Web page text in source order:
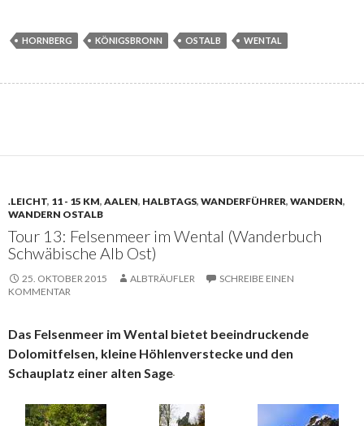
HORNBERG KÖNIGSBRONN OSTALB WENTAL
.LEICHT, 11 - 15 KM, AALEN, HALBTAGS, WANDERFÜHRER, WANDERN,
WANDERN OSTALB
Tour 13: Felsenmeer im Wental (Wanderbuch
Schwäbische Alb Ost)
25. OKTOBER 2015 ALBTRÄUFLER
SCHREIBE EINEN
KOMMENTAR
Das Felsenmeer im Wental bietet beeindruckende
Dolomitfelsen, kleine Höhlenverstecke und den
Schauplatz einer alten Sage